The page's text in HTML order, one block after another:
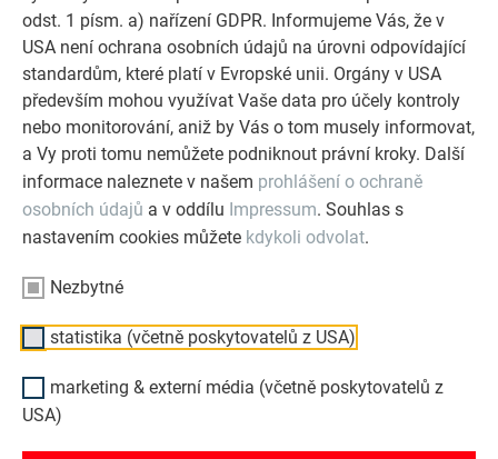
odst. 1 písm. a) nařízení GDPR. Informujeme Vás, že v
USA není ochrana osobních údajů na úrovni odpovídající
standardům, které platí v Evropské unii. Orgány v USA
především mohou využívat Vaše data pro účely kontroly
nebo monitorování, aniž by Vás o tom musely informovat,
a Vy proti tomu nemůžete podniknout právní kroky. Další
informace naleznete v našem prohlášení o ochraně
osobních údajů a v oddílu Impressum. Souhlas s
nastavením cookies můžete kdykoli odvolat.
Nezbytné
statistika (včetně poskytovatelů z USA)
marketing & externí média (včetně poskytovatelů z
USA)
být využití hliníku. Objevte další působivé projekty s
odolnými hliníkovými řešeními PREFA pro střechy,
solární systémy a fasády.
PROHLÉDNĚTE SI VÍCE REFERENCÍ